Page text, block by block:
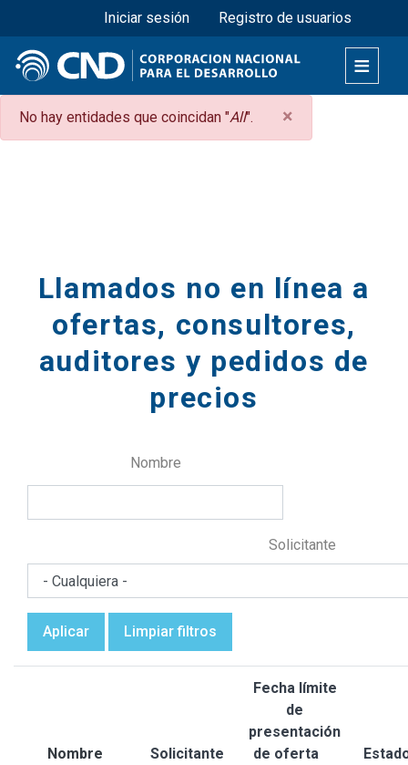
Pasar
al
contenido
principal
Menú superior
Iniciar sesión Registro de usuarios
×
Mensaje
de
No hay entidades que coincidan "All".
Llamados no en línea a
ofertas, consultores,
auditores y pedidos de
precios
Nombre
Solicitante
Aplicar Limpiar filtros
Nombre Solicitante
Fecha límite
de
presentación
de oferta
Ordenar